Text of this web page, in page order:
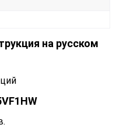
на русском